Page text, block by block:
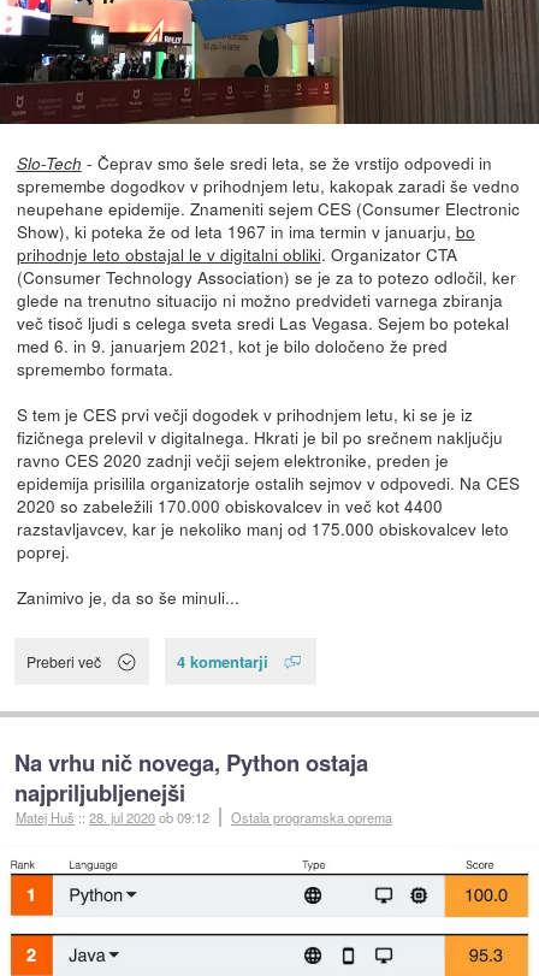
Slo-Tech - Čeprav smo šele sredi leta, se že vrstijo odpovedi in
spremembe dogodkov v prihodnjem letu, kakopak zaradi še vedno
neupehane epidemije. Znameniti sejem CES (Consumer Electronic
Show), ki poteka že od leta 1967 in ima termin v januarju, bo
prihodnje leto obstajal le v digitalni obliki. Organizator CTA
(Consumer Technology Association) se je za to potezo odločil, ker
glede na trenutno situacijo ni možno predvideti varnega zbiranja
več tisoč ljudi s celega sveta sredi Las Vegasa. Sejem bo potekal
med 6. in 9. januarjem 2021, kot je bilo določeno že pred
spremembo formata.
S tem je CES prvi večji dogodek v prihodnjem letu, ki se je iz
fizičnega prelevil v digitalnega. Hkrati je bil po srečnem naključju
ravno CES 2020 zadnji večji sejem elektronike, preden je
epidemija prisilila organizatorje ostalih sejmov v odpovedi. Na CES
2020 so zabeležili 170.000 obiskovalcev in več kot 4400
razstavljavcev, kar je nekoliko manj od 175.000 obiskovalcev leto
poprej.
Zanimivo je, da so še minuli...
Preberi več 4 komentarji
Na vrhu nič novega, Python ostaja
najpriljubljenejši
Matej Huš ::28. jul 2020ob 09:12 Ostala programska oprema